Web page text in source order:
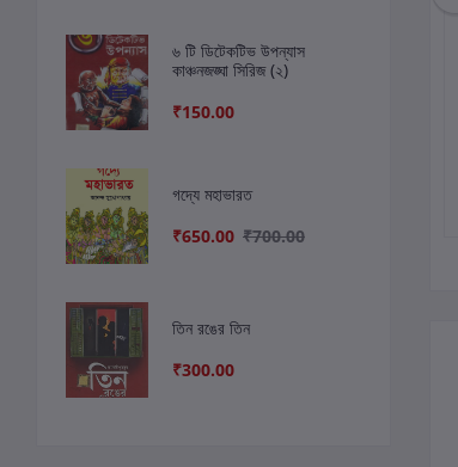
৬ টি ডিটেকটিভ উপন্যাস
কাঞ্চনজঙ্ঘা সিরিজ (২)
₹150.00
গদ্যে মহাভারত
₹650.00 ₹700.00
তিন রঙের তিন
₹300.00
কার্টে যোগ করুন
নির্বাচিত পঞ্চাশ
লেখক:মানিক বন্দ্যোপাধ্যায়
₹450.00
₹430.00
হাসির চোটে দম ফাটে